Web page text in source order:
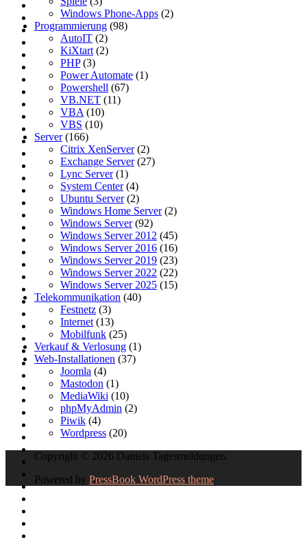
Windows Phone-Apps (2)
Programmierung (98)
AutoIT (2)
KiXtart (2)
PHP(3)
Power Automate (1)
Powershell (67)
VB.NET (11)
VBA (10)
VBS (10)
Server(166)
Citrix XenServer(2)
Exchange Server(27)
Lync Server(1)
System Center(4)
Ubuntu Server(2)
Windows Home Server(2)
Windows Server(92)
Windows Server 2012 (45)
Windows Server 2016 (16)
Windows Server 2019 (23)
Windows Server 2022 (22)
Windows Server 2025 (15)
Telekommunikation (40)
Festnetz (3)
Internet (13)
Mobilfunk (25)
Verkauf & Verlosung (1)
Web-Installationen (37)
Joomla (4)
Mastodon (1)
MediaWiki (10)
phpMyAdmin (2)
Piwik (4)
Wordpress (20)
Copyright © 2026 Daniels Tagesmeldungen.
Powered by PressBook WordPress theme